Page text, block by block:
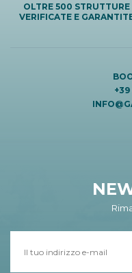
OLTRE 500 STRUTTURE
VERIFICATE E